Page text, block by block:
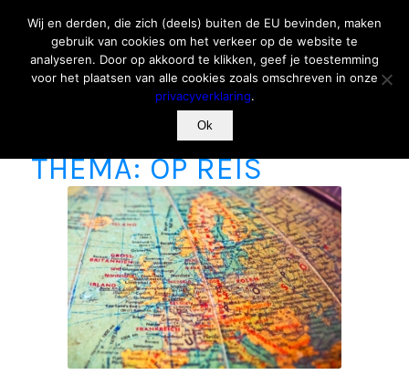
WERKEN MET HET
THEMA: OP REIS
Wij en derden, die zich (deels) buiten de EU bevinden, maken
gebruik van cookies om het verkeer op de website te
analyseren. Door op akkoord te klikken, geef je toestemming
voor het plaatsen van alle cookies zoals omschreven in onze
privacyverklaring.
Ok